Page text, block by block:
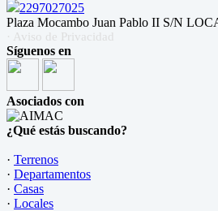
2297027025
Plaza Mocambo Juan Pablo II S/N
· Aviso de Privacidad
Síguenos en
Asociados con
¿Qué estás buscando?
· Terrenos
· Departamentos
· Casas
· Locales